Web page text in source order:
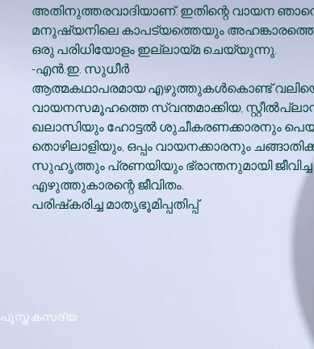
അതിനുത്തരവാദിയാണ്. ഇതിന്റെ വായന
മനുഷ്യനിലെ കാപട്യത്തെയും
ഒരു പരിധിയോളം ഇല്ലായ്മ ചെയ്യുന്നു.
-എന്‍.ഇ. സുധീര്‍
ആത്മകഥാപരമായ എഴുത്തുകള്‍കൊണ്ട്
വായനസമൂഹത്തെ സ്വന്തമാക്കിയ,
ഖലാസിയും ഹോട്ടല്‍ ശുചീകരണക്കാരനും
തൊഴിലാളിയും, ഒപ്പം വായനക്കാരനും
സുഹൃത്തും പ്രണയിയും ഭ്രാന്തനുമായി ജീവിച്ച
എഴുത്തുകാരന്റെ ജീവിതം.
പരിഷ്‌കരിച്ച മാതൃഭൂമിപ്പതിപ്പ്‌
പുസ്തകസദ്യ